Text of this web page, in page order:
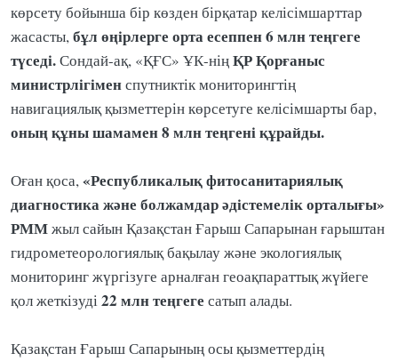
көрсету бойынша бір көзден бірқатар келісімшарттар
жасасты, бұл өңірлерге орта есеппен 6 млн теңгеге
түседі.Сондай-ақ, «ҚҒС» ҰК-ніңҚР Қорғаныс
министрлігіменспутниктік мониторингтің
навигациялық қызметтерін көрсетуге келісімшарты бар,
оның құны шамамен 8 млн теңгені құрайды.
Оған қоса, «Республикалық фитосанитариялық
диагностика және болжамдар әдістемелік орталығы»
РММжыл сайын Қазақстан Ғарыш Сапарынан ғарыштан
гидрометеорологиялық бақылау және экологиялық
мониторинг жүргізуге арналған геоақпараттық жүйеге
қол жеткізуді 22 млн теңгеге сатып алады.
Қазақстан Ғарыш Сапарының осы қызметтердің